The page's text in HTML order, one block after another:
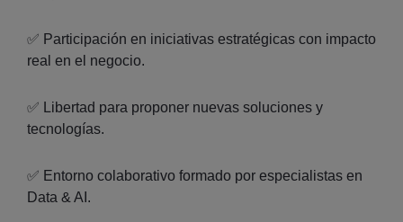
✅ Participación en iniciativas estratégicas con impacto
real en el negocio.
✅ Libertad para proponer nuevas soluciones y
tecnologías.
✅ Entorno colaborativo formado por especialistas en
Data & AI.